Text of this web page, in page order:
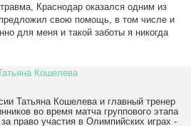
Краснодар оказался одним из
свою помощь, в том числе и
для меня и такой заботы я никогда
Татьяна Кошелева и главный тренер
во время матча группового этапа
право участия в Олимпийских играх -